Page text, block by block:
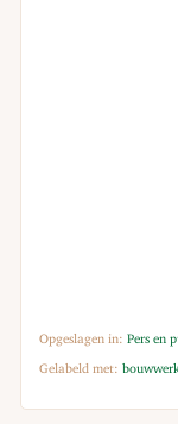
Opgeslagen in:Pers en
Gelabeld met: